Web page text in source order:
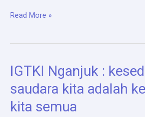
Bansos
Kabupaten
penyebaran
Read More »
IGTKI Nganjuk :
saudara kita adalah
kita semua